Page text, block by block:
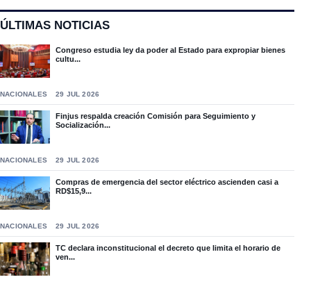
ÚLTIMAS NOTICIAS
Congreso estudia ley da poder al Estado para expropiar bienes
cultu...
NACIONALES 29 JUL 2026
Finjus respalda creación Comisión para Seguimiento y
Socialización...
NACIONALES 29 JUL 2026
Compras de emergencia del sector eléctrico ascienden casi a
RD$15,9...
NACIONALES 29 JUL 2026
TC declara inconstitucional el decreto que limita el horario de
ven...